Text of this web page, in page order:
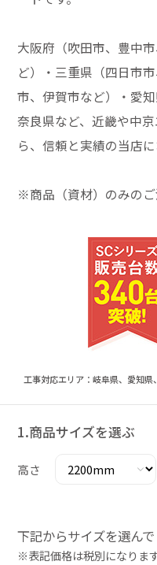
大阪府（吹田市、豊中
ど）・三重県（四日市
市、伊賀市など）・愛
奈良県など、近畿や中
ら、信頼と実績の当店
※商品（資材）のみのご
工事対応エリア：岐阜県、愛知県
1.商品サイズを選ぶ
高さ
下記からサイズを選ん
※表記価格は税別になりま